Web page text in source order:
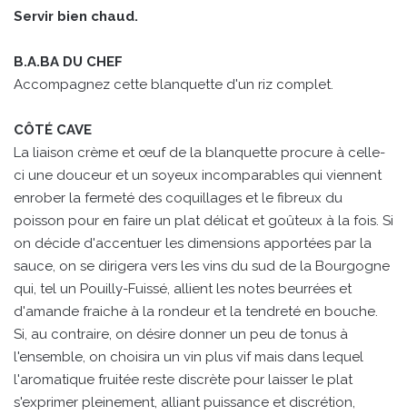
Servir bien chaud.
B.A.BA DU CHEF
Accompagnez cette blanquette d'un riz complet.
CÔTÉ CAVE
La liaison crème et œuf de la blanquette procure à celle-
ci une douceur et un soyeux incomparables qui viennent
enrober la fermeté des coquillages et le fibreux du
poisson pour en faire un plat délicat et goûteux à la fois. Si
on décide d'accentuer les dimensions apportées par la
sauce, on se dirigera vers les vins du sud de la Bourgogne
qui, tel un Pouilly-Fuissé, allient les notes beurrées et
d'amande fraiche à la rondeur et la tendreté en bouche.
Si, au contraire, on désire donner un peu de tonus à
l'ensemble, on choisira un vin plus vif mais dans lequel
l'aromatique fruitée reste discrète pour laisser le plat
s'exprimer pleinement, alliant puissance et discrétion,